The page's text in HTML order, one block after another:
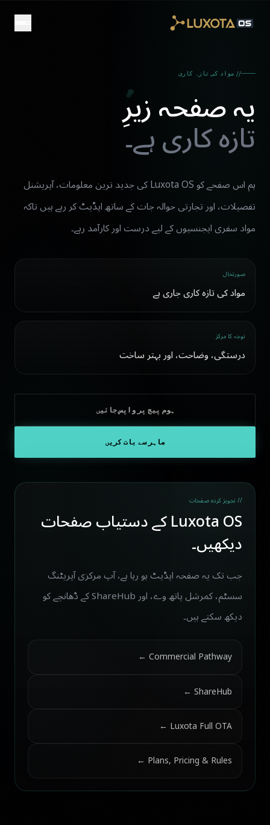
// مواد کی تازہ کاری
یہ صفحہ زیرِ
تازہ کاری ہے۔
ہم اس صفحے کو Luxota OS کی جدید ترین معلومات، آپریشنل
تفصیلات، اور تجارتی حوالہ جات کے ساتھ اپڈیٹ کر رہے ہیں تاکہ
مواد سفری ایجنسیوں کے لیے درست اور کارآمد رہے۔
صورتحال
مواد کی تازہ کاری جاری ہے
توجہ کا مرکز
درستگی، وضاحت، اور بہتر ساخت
ہوم پیج پر واپس جائیں
ماہر سے بات کریں
// تجویز کردہ صفحات
Luxota OS کے دستیاب صفحات
دیکھیں۔
جب تک یہ صفحہ اپڈیٹ ہو رہا ہے، آپ مرکزی آپریٹنگ
سسٹم، کمرشل پاتھ وے، اور ShareHub کے ڈھانچے کو
دیکھ سکتے ہیں۔
Commercial Pathway ←
ShareHub ←
Luxota Full OTA ←
Plans, Pricing & Rules ←